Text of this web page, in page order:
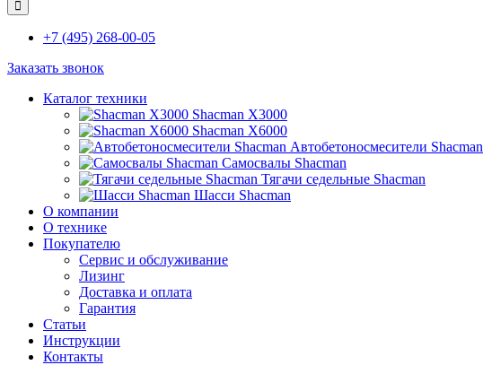
+7 (495) 268-00-05
Заказать звонок
Каталог техники
Shacman X3000
Shacman X6000
Автобетоносмесители Shacman
Самосвалы Shacman
Тягачи седельные Shacman
Шасси Shacman
О компании
О технике
Покупателю
Сервис и обслуживание
Лизинг
Доставка и оплата
Гарантия
Статьи
Инструкции
Контакты